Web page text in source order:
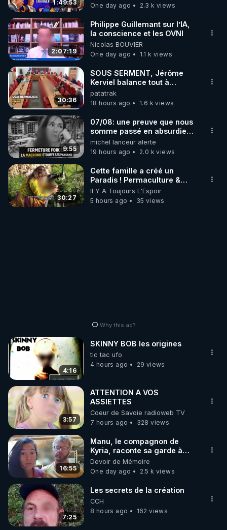
1:49:53 One day ago 2.3 k views
2:07:19
Philippe Guillemant sur l’IA,
la conscience et les OVNI
Nicolas BOUVIER
One day ago
1.1 k views
30:36
SOUS SERMENT, Jérôme
Kerviel balance tout à
l'Assemblée !
patatrak
18 hours ago
1.6 k views
9:55
07/08: une preuve que nous
somme passé en absurdie
une dictature qui veut faire
taire ses opposant !
michel lanceur alerte
19 hours ago
2.0 k views
30:27
Cette famille a créé un
Paradis ! Permaculture &
Autonomie
Il Y A Toujours L'Espoir
5 hours ago
35 views
Why this ad?
4:16
SKINNY BOB les origines
tic tac ufo
4 hours ago
29 views
3:57
ATTENTION A VOS
ASSIETTES
Coeur de Savoie radioweb TV
7 hours ago
328 views
16:55
Manu, le compagnon de
Kyria, raconte sa garde à
vue musclée. PARTAGEZ!
Devoir de Mémoire
One day ago
2.5 k views
7:25
Les secrets de la création
CCH
8 hours ago
162 views